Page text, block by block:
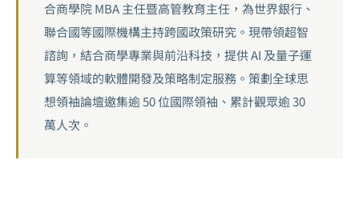
合商學院 MBA 主任暨高管教育主任，為世界銀行、
聯合國等國際機構主持跨國政策研究。現帶領超智
諮詢，結合商學專業與前沿科技，提供 AI 及量子運
算等領域的軟體開發及策略制定服務。策劃全球思
想領袖論壇邀集逾 50 位國際領袖、累計觀眾逾 30
萬人次。